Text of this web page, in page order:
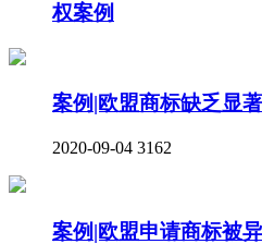
权案例
案例|欧盟商标缺乏显
2020-09-04 3162
案例|欧盟申请商标被